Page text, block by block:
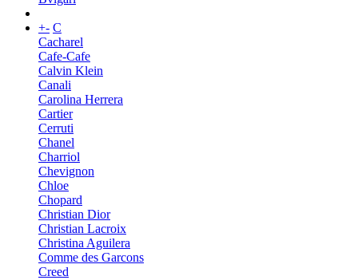
+- C
Cacharel
Cafe-Cafe
Calvin Klein
Canali
Carolina Herrera
Cartier
Cerruti
Chanel
Charriol
Chevignon
Chloe
Chopard
Christian Dior
Christian Lacroix
Christina Aguilera
Comme des Garcons
Creed